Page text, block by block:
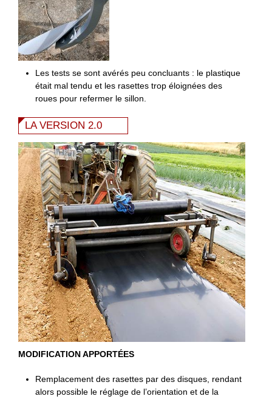
Les tests se sont avérés peu concluants : le plastique
était mal tendu et les rasettes trop éloignées des
roues pour refermer le sillon.
LA VERSION 2.0
MODIFICATION APPORTÉES
Remplacement des rasettes par des disques, rendant
alors possible le réglage de l’orientation et de la